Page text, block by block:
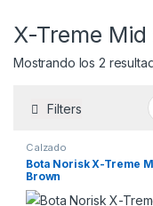
X-Treme
Mostrando los 2
Filters
Calzado
Bota Norisk X-Treme
Brown